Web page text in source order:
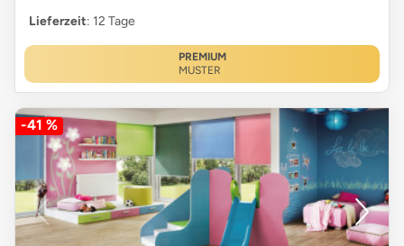
Lieferzeit: 12 Tage
PREMIUM
MUSTER
-41 %